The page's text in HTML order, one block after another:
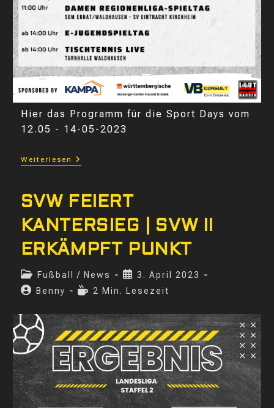
Hier das Programm für die Sport Days vom
12.05 - 14-05-2023
Weiterlesen
Sport
SVW FEIERT
KANTERSIEG | SVW II
ERKÄMPFT PUNKT
Beitrags-
Kategorie:
Fußball / News
Beitrag
veröffentlicht:
3. April 2023
Beitrags-
Benny Lesedauer:
2 Min. Lesezeit